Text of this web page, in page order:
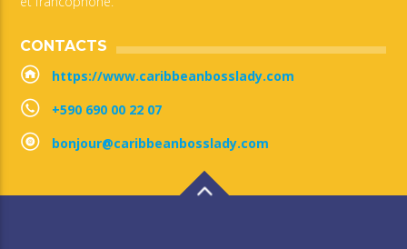
CONTACTS
https://www.caribbeanbosslady.com
+590 690 00 22 07
bonjour@caribbeanbosslady.com